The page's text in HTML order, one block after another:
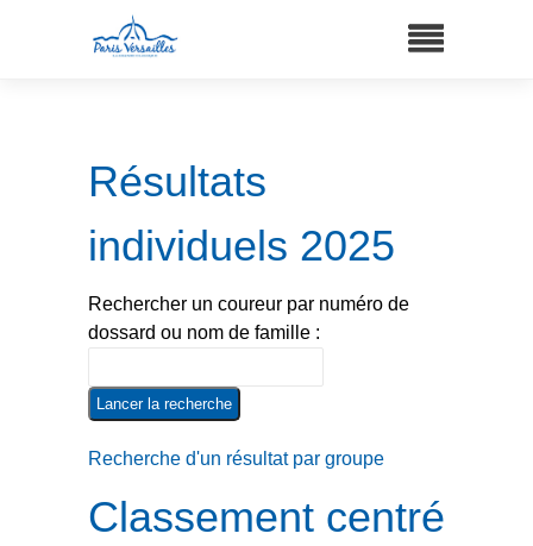
Résultats
individuels 2025
Rechercher un coureur par numéro de
dossard ou nom de famille :
Recherche d'un résultat par groupe
Classement centré